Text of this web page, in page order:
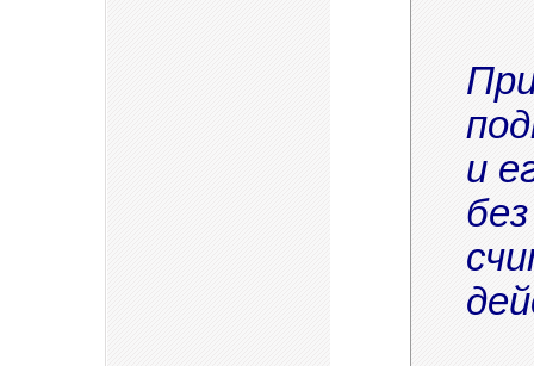
и